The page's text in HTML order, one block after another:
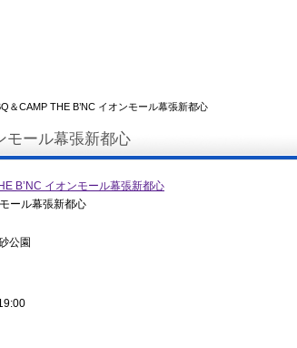
＆CAMP THE B’NC イオンモール幕張新都心
モール幕張新都心
ール幕張新都心
公園